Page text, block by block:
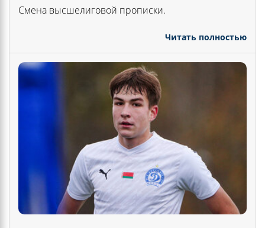
Смена высшелиговой прописки.
Читать полностью